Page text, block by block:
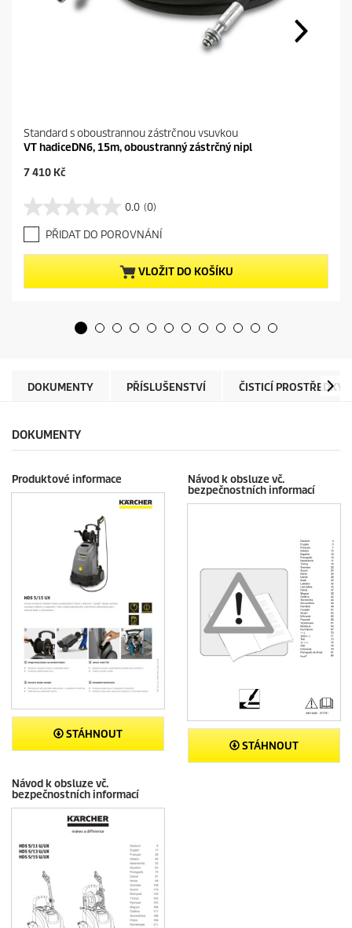
Standard s oboustrannou zástrčnou vsuvkou
VT hadiceDN6, 15m, oboustranný zástrčný nipl
C
e
n
t
p
r
7 410 Kč
0.0 (0)
0
.
0
z
5
h
e
PŘIDAT DO POROVNÁNÍ
VLOŽIT DO KOŠÍKU
DOKUMENTY PŘÍSLUŠENSTVÍ ČISTICÍ PROSTŘEDKY
DOKUMENTY
Produktové informace
STÁHNOUT
Návod k obsluze vč.
bezpečnostních informací
STÁHNOUT
Návod k obsluze vč.
bezpečnostních informací